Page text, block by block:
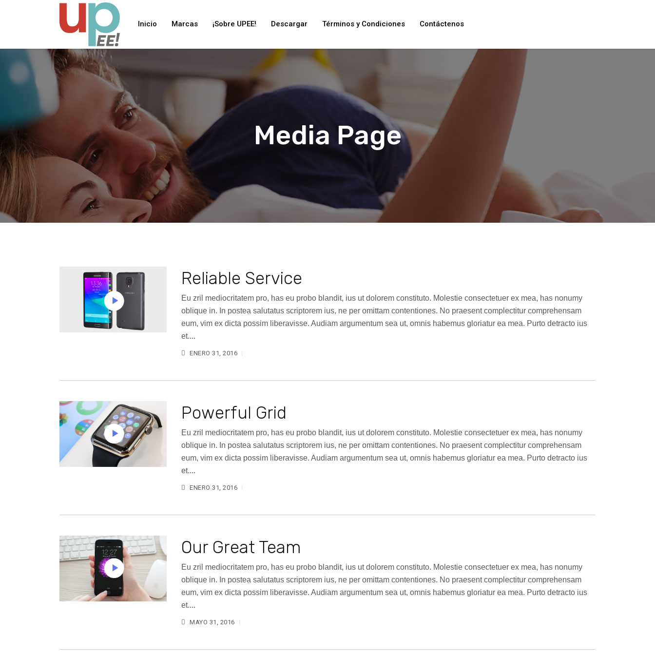
Inicio Marcas ¡Sobre UPEE! Descargar Términos y Condiciones Contáctenos
Media Page
Reliable Service
Eu zril mediocritatem pro, has eu probo blandit, ius ut dolorem constituto. Molestie consectetuer ex mea, has nonumy
oblique in. In postea salutatus scriptorem ius, ne per omittam contentiones. No praesent complectitur comprehensam
eum, vim ex dicta possim liberavisse. Audiam argumentum sea ut, omnis habemus gloriatur ea mea. Purto detracto ius
et....
ENERO 31, 2016
Powerful Grid
Eu zril mediocritatem pro, has eu probo blandit, ius ut dolorem constituto. Molestie consectetuer ex mea, has nonumy
oblique in. In postea salutatus scriptorem ius, ne per omittam contentiones. No praesent complectitur comprehensam
eum, vim ex dicta possim liberavisse. Audiam argumentum sea ut, omnis habemus gloriatur ea mea. Purto detracto ius
et....
ENERO 31, 2016
Our Great Team
Eu zril mediocritatem pro, has eu probo blandit, ius ut dolorem constituto. Molestie consectetuer ex mea, has nonumy
oblique in. In postea salutatus scriptorem ius, ne per omittam contentiones. No praesent complectitur comprehensam
eum, vim ex dicta possim liberavisse. Audiam argumentum sea ut, omnis habemus gloriatur ea mea. Purto detracto ius
et....
MAYO 31, 2016